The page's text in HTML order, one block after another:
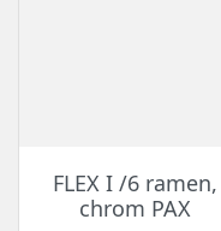
FLEX I /6 ramen,
chrom PAX